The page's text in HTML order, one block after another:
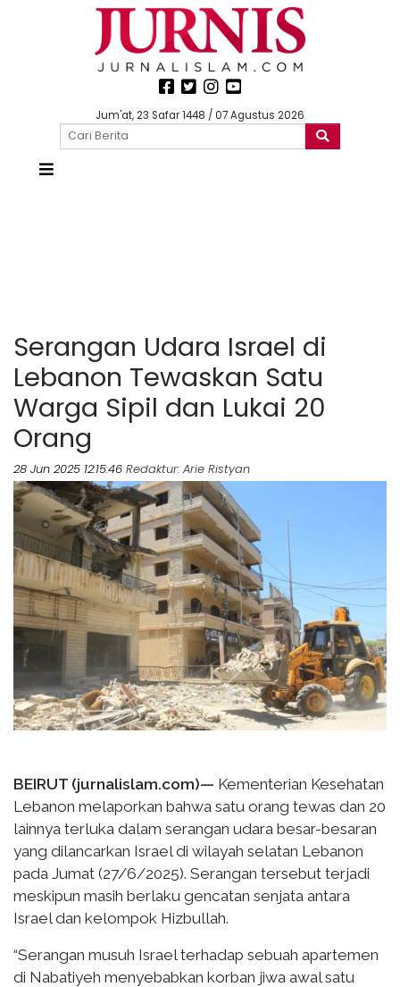
Jum'at, 23 Safar 1448 / 07 Agustus 2026
Serangan Udara Israel di
Lebanon Tewaskan Satu
Warga Sipil dan Lukai 20
Orang
28 Jun 2025 12:15:46 Redaktur: Arie Ristyan
BEIRUT (jurnalislam.com)— Kementerian Kesehatan
Lebanon melaporkan bahwa satu orang tewas dan 20
lainnya terluka dalam serangan udara besar-besaran
yang dilancarkan Israel di wilayah selatan Lebanon
pada Jumat (27/6/2025). Serangan tersebut terjadi
meskipun masih berlaku gencatan senjata antara
Israel dan kelompok Hizbullah.
“Serangan musuh Israel terhadap sebuah apartemen
di Nabatiyeh menyebabkan korban jiwa awal satu